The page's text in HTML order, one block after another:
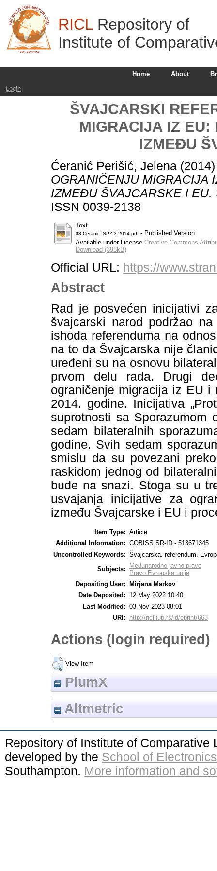
RICL Repository of
Institute of
Home About
Login
ŠVAJCARSKI
MIGRACIJA IZ EU:
IZMEĐU
Ćeranić Perišić, Jelena
OGRANIČENJU MIGRACIJA
IZMEĐU ŠVAJCARSKE I EU.
ISSN 0039-2138
Text
08 Ceranic_SPZ-3 2014.pdf - Published Version
Available under License Creative Commons
Download (398kB)
Official URL: https://
Abstract
Rad je posvećen inicijativi
švajcarski narod podržao
ishoda referenduma na
na to da Švajcarska nije
uređeni su na osnovu
prvom delu rada. Drugi
ograničenje migracija iz EU i
2014. godine. Inicijativa
suprotnosti sa Sporazumom
sedam bilateralnih
godine. Svih sedam
smislu da su povezani
raskidom jednog od
bude na snazi. Stoga su u
usvajanja inicijative za
između Švajcarske i EU i
Item Type: Article
Additional Information: COBISS.SR-ID - 513671345
Uncontrolled Keywords: Švajcarska, referendum,
Subjects:
Međunarodno javno pravo
Pravo Evropske unije
Depositing User:
Mirjana Markov
Date Deposited:
12 May 2022 10:40
Last Modified: 03 Nov 2023 08:01
URI:
http://ricl.iup.rs/id/eprint/663
Actions (login required)
View Item
PlumX
Altmetric
Repository of Institute of
developed by the School of
Southampton. More information and